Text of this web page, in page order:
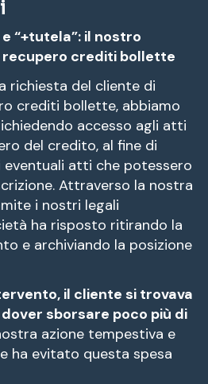
“+tutela”: il nostro
crediti bollette
richiesta del cliente di
crediti bollette, abbiamo
accesso agli atti
del credito, al fine di
atti che potessero
Attraverso la nostra
i nostri legali
ha risposto ritirando la
e archiviando la posizione
il cliente si trovava
sborsare poco più di
azione tempestiva e
ha evitato questa spesa